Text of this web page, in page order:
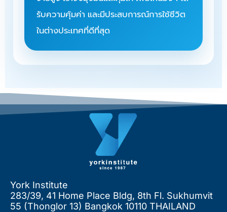
รับความคุ้มค่า และมีประสบการณ์การใช้ชีวิต
ในต่างประเทศที่ดีที่สุด
York Institute
283/39, 41 Home Place Bldg, 8th Fl. Sukhumvit
55 (Thonglor 13) Bangkok 10110 THAILAND